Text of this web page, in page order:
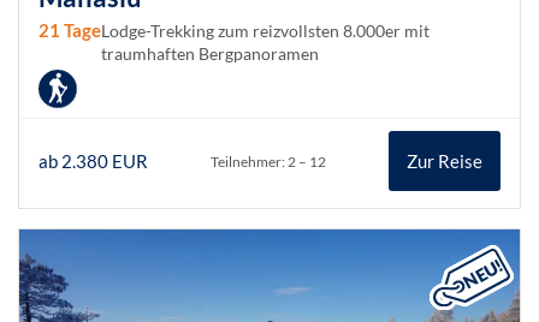
21 TageLodge-Trekking zum reizvollsten 8.000er mit
traumhaften Bergpanoramen
ab 2.380 EUR Teilnehmer: 2 – 12 Zur Reise